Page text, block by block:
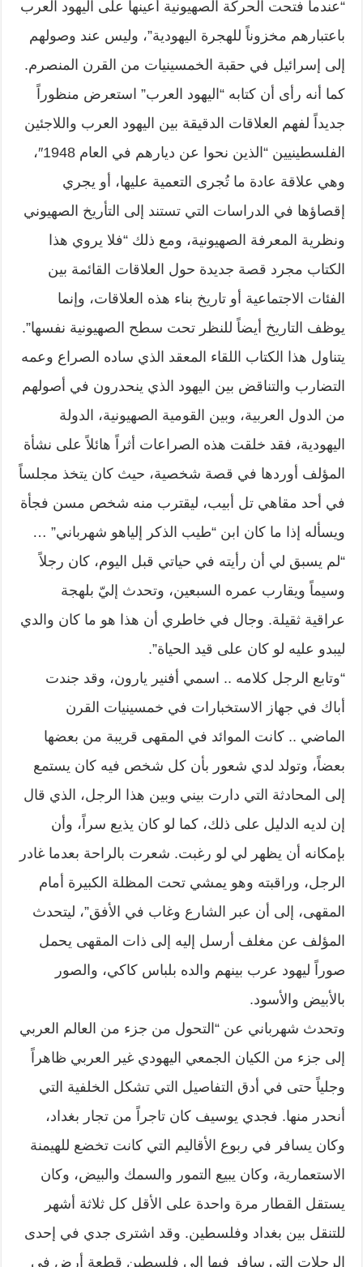
“عندما فتحت الحركة الصهيونية أعينها على اليهود العرب
باعتبارهم مخزوناً للهجرة اليهودية”، وليس عند وصولهم
إلى إسرائيل في حقبة الخمسينيات من القرن المنصرم.
كما أنه رأى أن كتابه “اليهود العرب” استعرض منظوراً
جديداً لفهم العلاقات الدقيقة بين اليهود العرب واللاجئين
الفلسطينيين “الذين نحوا عن ديارهم في العام 1948″،
وهي علاقة عادة ما تُجرى التعمية عليها، أو يجري
إقصاؤها في الدراسات التي تستند إلى التأريخ الصهيوني
ونظرية المعرفة الصهيونية، ومع ذلك “فلا يروي هذا
الكتاب مجرد قصة جديدة حول العلاقات القائمة بين
الفئات الاجتماعية أو تاريخ بناء هذه العلاقات، وإنما
يوظف التاريخ أيضاً للنظر تحت سطح الصهيونية نفسها”.
يتناول هذا الكتاب اللقاء المعقد الذي ساده الصراع وعمه
التضارب والتناقض بين اليهود الذي ينحدرون في أصولهم
من الدول العربية، وبين القومية الصهيونية، الدولة
اليهودية، فقد خلقت هذه الصراعات أثراً هائلاً على نشأة
المؤلف أوردها في قصة شخصية، حيث كان يتخذ مجلساً
في أحد مقاهي تل أبيب، ليقترب منه شخص مسن فجأة
ويسأله إذا ما كان ابن “طيب الذكر إلياهو شهرباني” …
“لم يسبق لي أن رأيته في حياتي قبل اليوم، كان رجلاً
وسيماً ويقارب عمره السبعين، وتحدث إليّ بلهجة
عراقية ثقيلة. وجال في خاطري أن هذا هو ما كان والدي
ليبدو عليه لو كان على قيد الحياة”.
“وتابع الرجل كلامه .. اسمي أفنير يارون، وقد جندت
أباك في جهاز الاستخبارات في خمسينيات القرن
الماضي .. كانت الموائد في المقهى قريبة من بعضها
بعضاً، وتولد لدي شعور بأن كل شخص فيه كان يستمع
إلى المحادثة التي دارت بيني وبين هذا الرجل، الذي قال
إن لديه الدليل على ذلك، كما لو كان يذيع سراً، وأن
بإمكانه أن يظهر لي لو رغبت. شعرت بالراحة بعدما غادر
الرجل، وراقبته وهو يمشي تحت المظلة الكبيرة أمام
المقهى، إلى أن عبر الشارع وغاب في الأفق”، ليتحدث
المؤلف عن مغلف أرسل إليه إلى ذات المقهى يحمل
صوراً ليهود عرب بينهم والده بلباس كاكي، والصور
بالأبيض والأسود.
وتحدث شهرباني عن “التحول من جزء من العالم العربي
إلى جزء من الكيان الجمعي اليهودي غير العربي ظاهراً
وجلياً حتى في أدق التفاصيل التي تشكل الخلفية التي
أنحدر منها. فجدي يوسيف كان تاجراً من تجار بغداد،
وكان يسافر في ربوع الأقاليم التي كانت تخضع للهيمنة
الاستعمارية، وكان يبيع التمور والسمك والبيض، وكان
يستقل القطار مرة واحدة على الأقل كل ثلاثة أشهر
للتنقل بين بغداد وفلسطين. وقد اشترى جدي في إحدى
الرحلات التي سافر فيها إلى فلسطين قطعة أرض في